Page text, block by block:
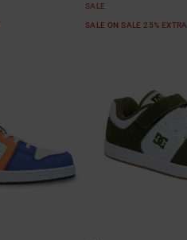
SALE
SALE ON SALE 25% EXTRA